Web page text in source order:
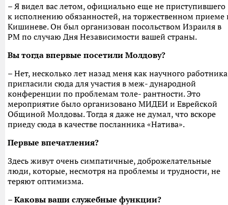
– Я видел вас летом, официально еще не приступившего
к исполнению обязанностей, на торжественном приеме
Кишиневе. Он был организован посольством Израиля в
РМ по случаю Дня Независимости вашей страны.
Вы тогда впервые посетили Молдову?
– Нет, несколько лет назад меня как научного работника
пригласили сюда для участия в меж- дународной
конференции по проблемам толе- рантности. Это
мероприятие было организовано МИДЕИ и Еврейской
Общиной Молдовы. Тогда я даже не думал, что вскоре
приеду сюда в качестве посланника «Натива».
Первые впечатления?
Здесь живут очень симпатичные, доброжелательные
люди, которые, несмотря на проблемы и трудности, не
теряют оптимизма.
– Каковы ваши служебные функции?